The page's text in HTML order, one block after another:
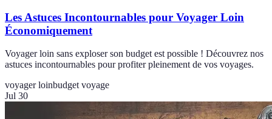
Les Astuces Incontournables pour Voyager Loin
Économiquement
Voyager loin sans exploser son budget est possible ! Découvrez nos
astuces incontournables pour profiter pleinement de vos voyages.
voyager loinbudget voyage
Jul 30